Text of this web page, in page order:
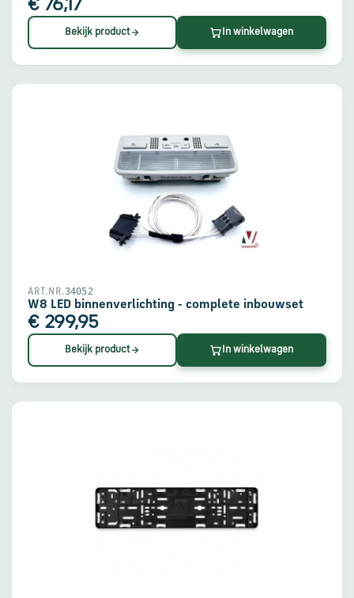
€ 76,17
Bekijk product In winkelwagen
ART.NR.34052
W8 LED binnenverlichting - complete inbouwset
€ 299,95
Bekijk product In winkelwagen